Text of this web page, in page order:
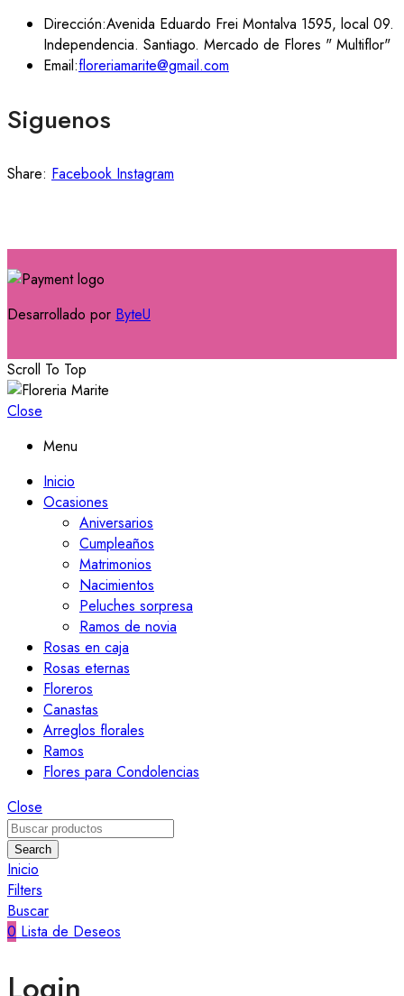
Dirección:Avenida Eduardo Frei Montalva 1595, local 09.
Independencia. Santiago. Mercado de Flores " Multiflor"
Email:floreriamarite@gmail.com
Siguenos
Share: Facebook Instagram
Desarrollado por ByteU
Scroll To Top
Close
Menu
Inicio
Ocasiones
Aniversarios
Cumpleaños
Matrimonios
Nacimientos
Peluches sorpresa
Ramos de novia
Rosas en caja
Rosas eternas
Floreros
Canastas
Arreglos florales
Ramos
Flores para Condolencias
Close
Search
Inicio
Filters
Buscar
0 Lista de Deseos